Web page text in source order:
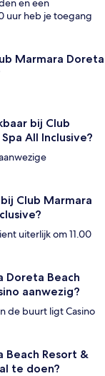
en een
uur heb je toegang
Marmara Doreta
bij Club
All Inclusive?
Club Marmara
uiterlijk om 11.00
Doreta Beach
aanwezig?
de buurt ligt Casino
Beach Resort &
te doen?